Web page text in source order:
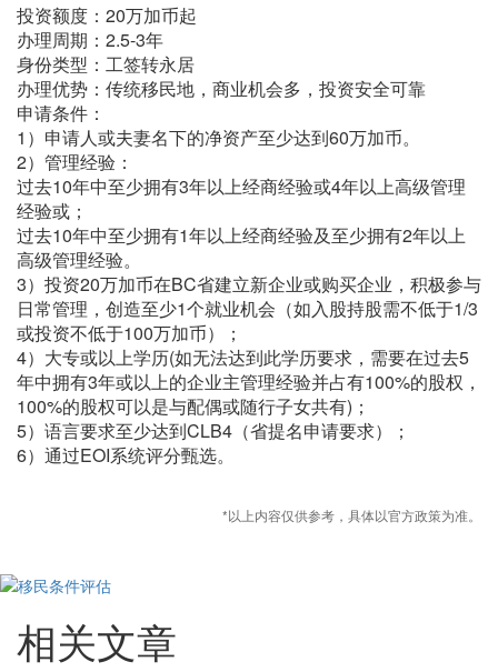
投资额度：20万加币起
办理周期：2.5-3年
身份类型：工签转永居
办理优势：传统移民地，商业机会多，投资安全可靠
申请条件：
1）申请人或夫妻名下的净资产至少达到60万加币。
2）管理经验：
过去10年中至少拥有3年以上经商经验或4年以上高级管理
经验或；
过去10年中至少拥有1年以上经商经验及至少拥有2年以上
高级管理经验。
3）投资20万加币在BC省建立新企业或购买企业，积极参与
日常管理，创造至少1个就业机会（如入股持股需不低于1/3
或投资不低于100万加币）；
4）大专或以上学历(如无法达到此学历要求，需要在过去5
年中拥有3年或以上的企业主管理经验并占有100%的股权，
100%的股权可以是与配偶或随行子女共有)；
5）语言要求至少达到CLB4（省提名申请要求）；
6）通过EOI系统评分甄选。
*以上内容仅供参考，具体以官方政策为准。
相关文章